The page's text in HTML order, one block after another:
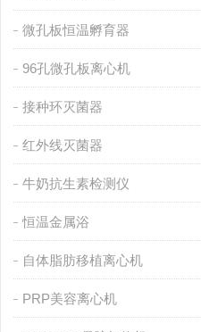
微孔板恒温孵育器
96孔微孔板离心机
接种环灭菌器
红外线灭菌器
牛奶抗生素检测仪
恒温金属浴
自体脂肪移植离心机
PRP美容离心机